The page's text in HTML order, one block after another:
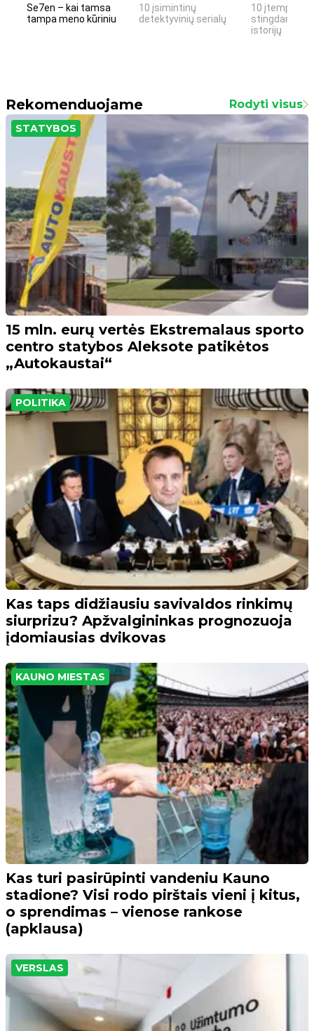
Se7en – kai tamsa
tampa meno kūriniu
10 įsimintinų
detektyvinių serialų
10 įtemptų,
stingdančių
istorijų
Rekomenduojame Rodyti visus
STATYBOS
15 mln. eurų vertės Ekstremalaus sporto
centro statybos Aleksote patikėtos
„Autokaustai“
POLITIKA
Kas taps didžiausiu savivaldos rinkimų
siurprizu? Apžvalgininkas prognozuoja
įdomiausias dvikovas
KAUNO MIESTAS
Kas turi pasirūpinti vandeniu Kauno
stadione? Visi rodo pirštais vieni į kitus,
o sprendimas – vienose rankose
(apklausa)
VERSLAS